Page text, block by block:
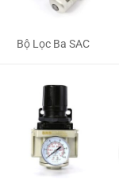
Bộ Lọc Ba SAC